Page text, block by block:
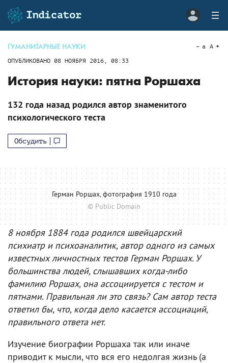
ГУМАНИТАРНЫЕ НАУКИ
ОПУБЛИКОВАНО 08 НОЯБРЯ 2016, 08:33
a A
История науки: пятна Роршаха
132 года назад родился автор знаменитого
психологического теста
Обсудить
Герман Роршах, фотография 1910 года
© Public Domain
8 ноября 1884 года родился швейцарский
психиатр и психоаналитик, автор одного из самых
известных личностных тестов Герман Роршах. У
большинства людей, слышавших когда-либо
фамилию Роршах, она ассоциируется с тестом и
пятнами. Правильная ли это связь? Сам автор теста
ответил бы, что, когда дело касается ассоциаций,
правильного ответа нет.
Изучение биографии Роршаха так или иначе
приводит к мысли, что вся его недолгая жизнь (а